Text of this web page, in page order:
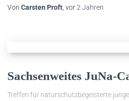
Von Carsten Proft, vor2 Jahren
Sachsenweites JuNa-
Treffen für naturschutzbegeisterte